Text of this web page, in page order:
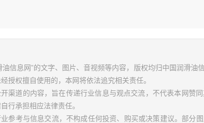
油信息网”的文字、图片、音视频等内容，版权均归中国润滑油
授权擅自使用的，本网将依法追究相关责任。
渠道的内容，旨在传递行业信息与观点交流，不代表本网赞
行承担相应法律责任。
参考与信息交流，不构成任何投资、购买或决策建议。部分